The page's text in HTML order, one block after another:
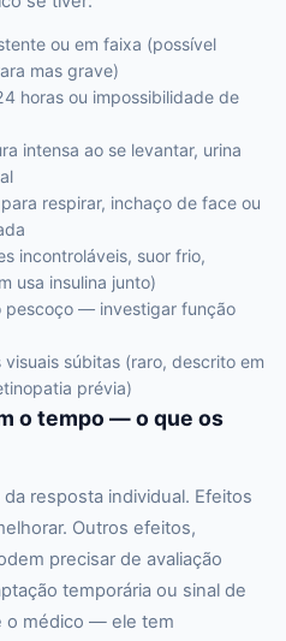
ou em faixa (possível
mas grave)
horas ou impossibilidade de
intensa ao se levantar, urina
respirar, inchaço de face ou
incontroláveis, suor frio,
usa insulina junto)
pescoço — investigar função
súbitas (raro, descrito em
prévia)
o tempo — o que os
resposta individual. Efeitos
Outros efeitos,
precisar de avaliação
temporária ou sinal de
o médico — ele tem